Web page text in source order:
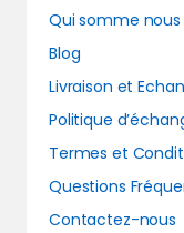
Qui somme nous
Blog
Livraison et
Politique
Termes et
Questions
Contactez-nous